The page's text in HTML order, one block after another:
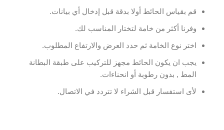
قم بقياس الحائط أولا بدقة قبل إدخال أي بيانات.
وفرنا أكثر من خامة لتختار المناسب لك.
اختر نوع الخامة ثم حدد العرض والارتفاع المطلوب.
يجب ان يكون الحائط مجهز للتركيب على طبقة البطانة
المط , بدون رطوبة أو انحناءات.
لأى استفسار قبل الشراء لا تتردد في الاتصال.